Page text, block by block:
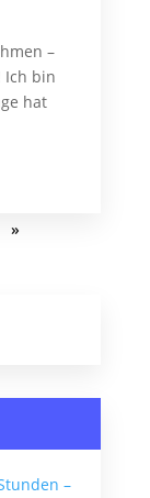
–
Ich bin
hat
»
–